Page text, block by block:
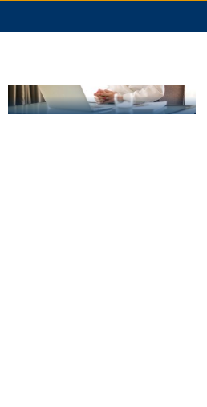
Junge Ärztin am Schreibtisch.